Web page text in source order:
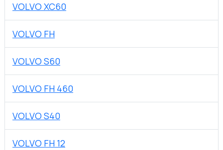
VOLVO XC60
VOLVO FH
VOLVO S60
VOLVO FH 460
VOLVO S40
VOLVO FH 12